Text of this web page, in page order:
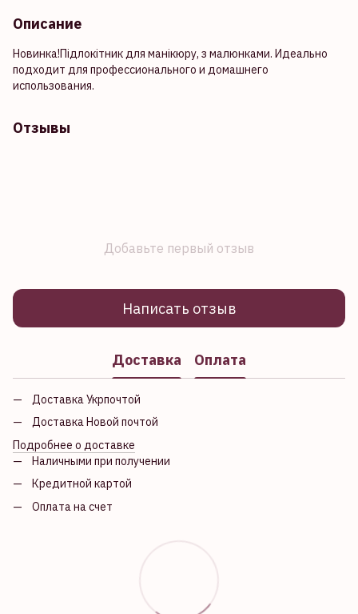
Описание
Новинка!Підлокітник для манікюру, з малюнками. Идеально
подходит для профессионального и домашнего
использования.
Отзывы
Добавьте первый отзыв
Написать отзыв
Доставка Оплата
Доставка Укрпочтой
Доставка Новой почтой
Подробнее о доставке
Наличными при получении
Кредитной картой
Оплата на счет